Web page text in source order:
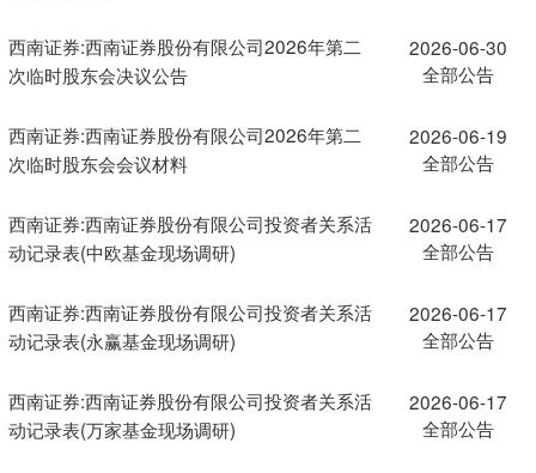
西南证券:西南证券股份有限公司2026年第二
次临时股东会决议公告
2026-06-30
全部公告
西南证券:西南证券股份有限公司2026年第二
次临时股东会会议材料
2026-06-19
全部公告
西南证券:西南证券股份有限公司投资者关系活
动记录表(中欧基金现场调研)
2026-06-17
全部公告
西南证券:西南证券股份有限公司投资者关系活
动记录表(永赢基金现场调研)
2026-06-17
全部公告
西南证券:西南证券股份有限公司投资者关系活
动记录表(万家基金现场调研)
2026-06-17
全部公告